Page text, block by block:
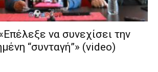
να συνεχίσει την
“συνταγή”» (video)